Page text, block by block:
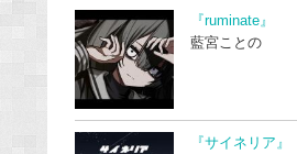
『ruminate』
藍宮ことの
『サイネリア』